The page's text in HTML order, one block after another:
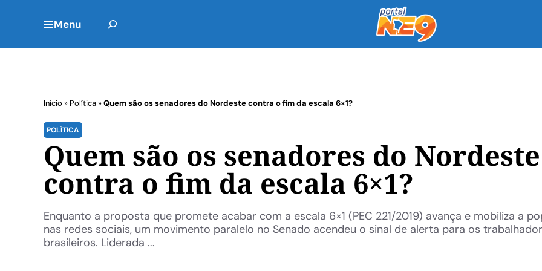
Menu
Início » Política»Quem são os senadores do Nordeste contra o fim da escala 6×1?
POLÍTICA
Quem são os senadores do Nordeste
contra o fim da escala 6×1?
Enquanto a proposta que promete acabar com a escala 6×1 (PEC 221/2019) avança e mobiliza a
nas redes sociais, um movimento paralelo no Senado acendeu o sinal de alerta para os
brasileiros. Liderada ...